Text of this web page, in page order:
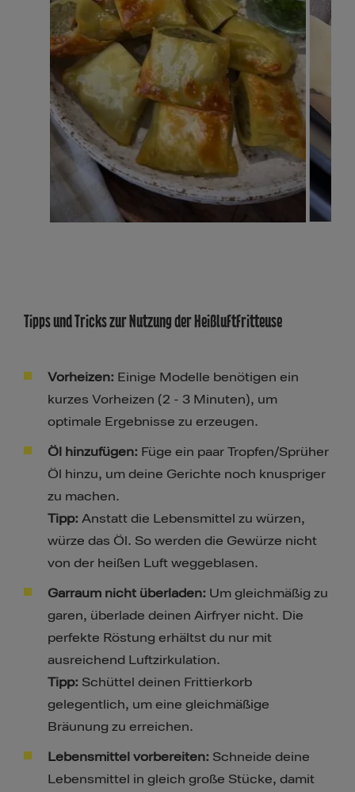
Tipps und Tricks zur Nutzung der Heißluftfritteuse
Vorheizen: Einige Modelle benötigen ein
kurzes Vorheizen (2 - 3 Minuten), um
optimale Ergebnisse zu erzeugen.
Öl hinzufügen: Füge ein paar Tropfen/Sprüher
Öl hinzu, um deine Gerichte noch knuspriger
zu machen.
Tipp: Anstatt die Lebensmittel zu würzen,
würze das Öl. So werden die Gewürze nicht
von der heißen Luft weggeblasen.
Garraum nicht überladen: Um gleichmäßig zu
garen, überlade deinen Airfryer nicht. Die
perfekte Röstung erhältst du nur mit
ausreichend Luftzirkulation.
Tipp: Schüttel deinen Frittierkorb
gelegentlich, um eine gleichmäßige
Bräunung zu erreichen.
Lebensmittel vorbereiten: Schneide deine
Lebensmittel in gleich große Stücke, damit